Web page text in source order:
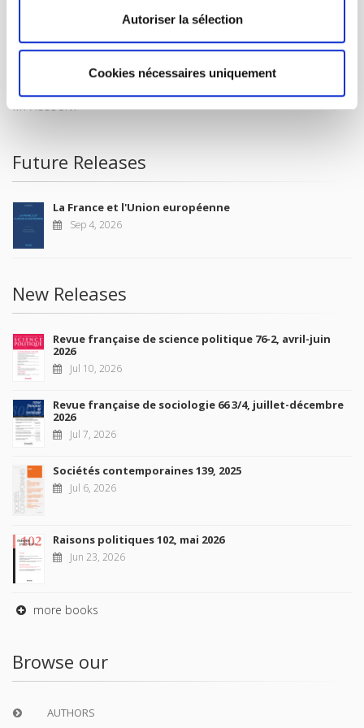
Autoriser la sélection
Cookies nécessaires uniquement
FOR BOOKSHOPS
CONDITIONS OF SALE
MY ACCOUNT
Future Releases
La France et l'Union européenne
Sep 4, 2026
New Releases
Revue française de science politique 76-2, avril-juin
2026
Jul 10, 2026
Revue française de sociologie 66 3/4, juillet-décembre
2026
Jul 7, 2026
Sociétés contemporaines 139, 2025
Jul 6, 2026
Raisons politiques 102, mai 2026
Jun 23, 2026
more books
Browse our
AUTHORS